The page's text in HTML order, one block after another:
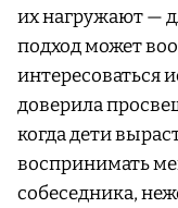
их нагружают —
подход может
интересоваться
доверила
когда дети
воспринимать
собеседника,